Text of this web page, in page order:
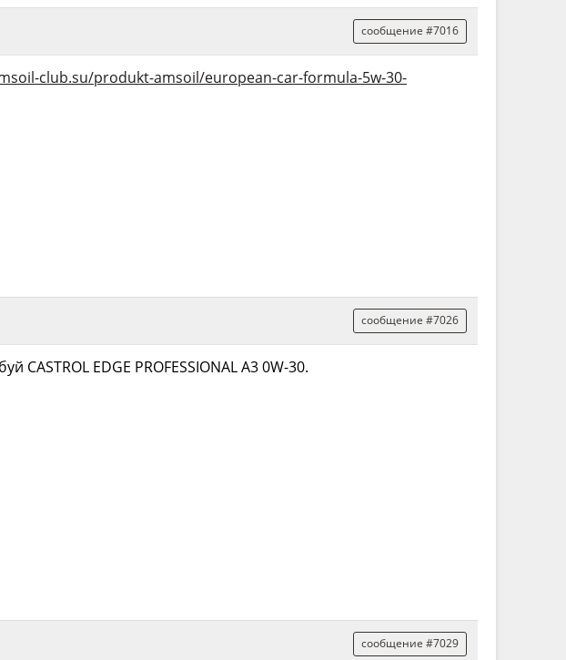
сообщение #7016
club.su/produkt-amsoil/european-car-formula-5w-30-
сообщение #7026
CASTROL EDGE PROFESSIONAL A3 0W-30.
сообщение #7029